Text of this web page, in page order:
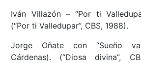
Iván Villazón – “Por ti
(“Por ti Valledupar”, CBS, 1988).
Jorge Oñate con “Sueño
Cárdenas). (“Diosa divina”,